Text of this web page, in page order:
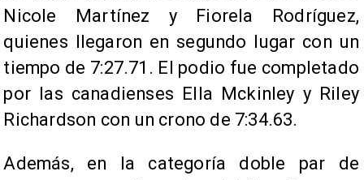
Nicole Martínez y Fiorela Rodríguez,
quienes llegaron en segundo lugar con un
tiempo de 7:27.71. El podio fue completado
por las canadienses Ella Mckinley y Riley
Richardson con un crono de 7:34.63.
Además, en la categoría doble par de